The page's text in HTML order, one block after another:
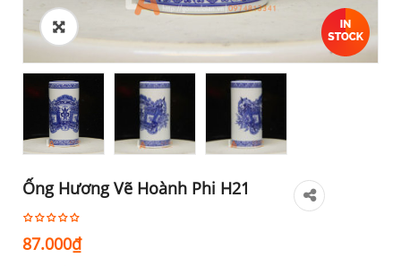
Ống Hương Vẽ Hoành Phi H21
87.000₫